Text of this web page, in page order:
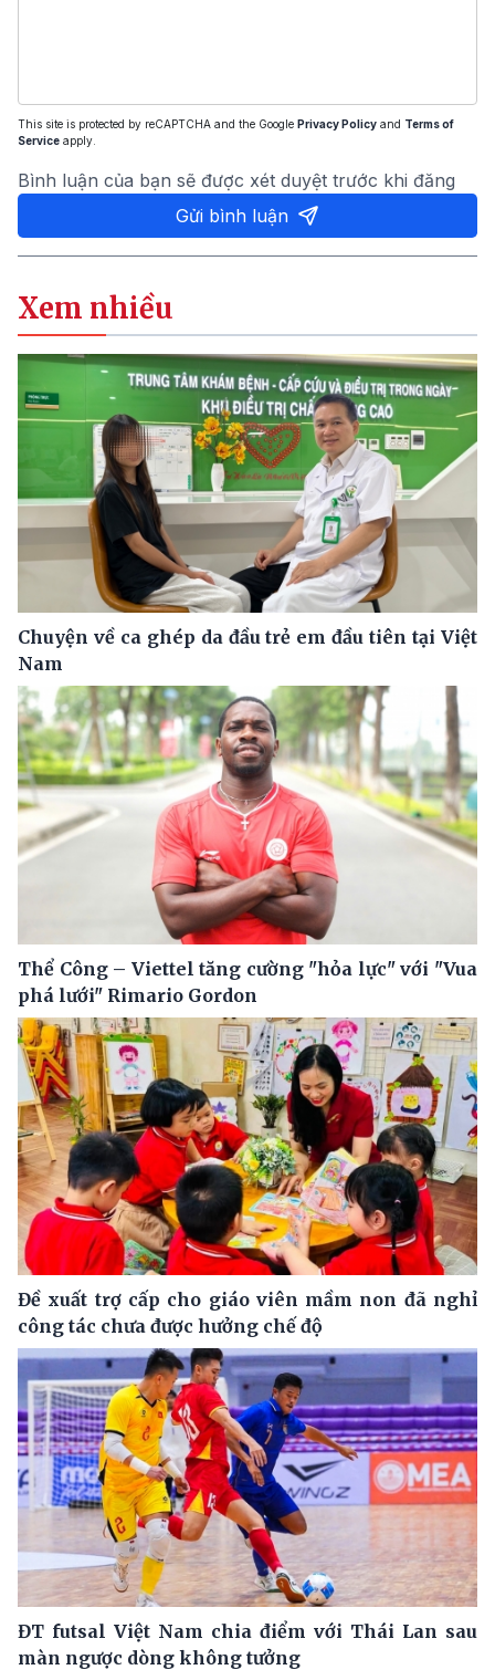
This site is protected by reCAPTCHA and the Google Privacy Policy and Terms of
Service apply.
Bình luận của bạn sẽ được xét duyệt trước khi đăng
Gửi bình luận
Xem nhiều
Chuyện về ca ghép da đầu trẻ em đầu tiên tại Việt
Nam
Thể Công – Viettel tăng cường "hỏa lực" với "Vua
phá lưới" Rimario Gordon
Đề xuất trợ cấp cho giáo viên mầm non đã nghỉ
công tác chưa được hưởng chế độ
ĐT futsal Việt Nam chia điểm với Thái Lan sau
màn ngược dòng không tưởng